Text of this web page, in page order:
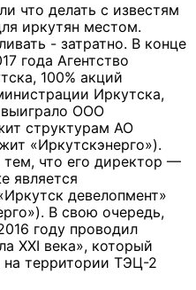
что делать с известям
иркутян местом.
- затратно. В конце
года Агентство
100% акций
Иркутска,
выиграло ООО
структурам АО
«Иркутскэнерго»).
тем, что его директор —
является
девелопмент»
В свою очередь,
году проводил
XXI века», который
на территории ТЭЦ-2